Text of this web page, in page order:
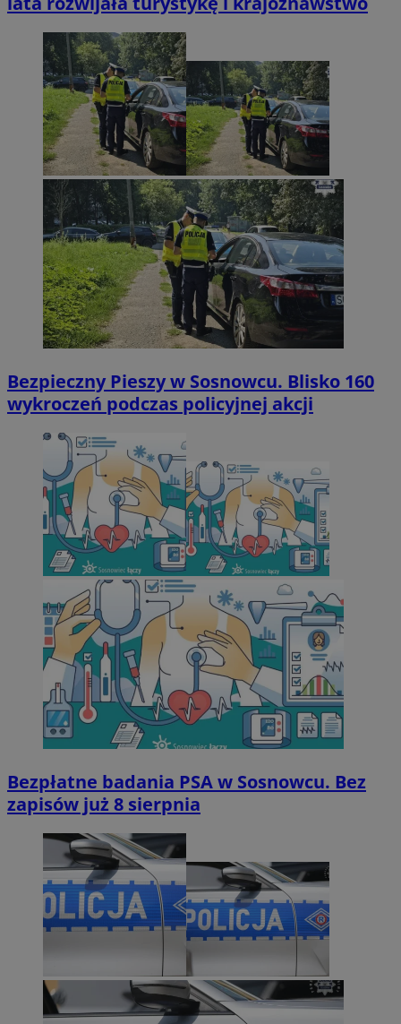
Bezpieczny Pieszy w Sosnowcu. Blisko 160
wykroczeń podczas policyjnej akcji
Bezpłatne badania PSA w Sosnowcu. Bez
zapisów już 8 sierpnia